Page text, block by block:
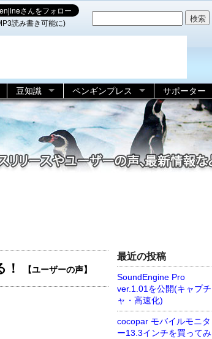
読み書き可能に)
豆知識 ペンギンプレス サポーター
【ユーザーの声】
最近の投稿
SoundEngine Pro
ver.1.01を公開(キャプチ
ャ・高速化)
cocopar モバイルモニタ
ー13.3インチを買ってみ